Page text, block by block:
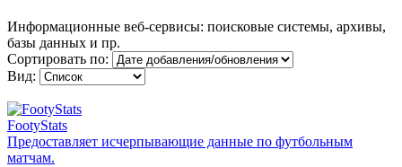
Информационные веб-сервисы: поисковые системы, архивы,
базы данных и пр.
Сортировать по:
Вид:
FootyStats
Предоставляет исчерпывающие данные по футбольным
матчам.